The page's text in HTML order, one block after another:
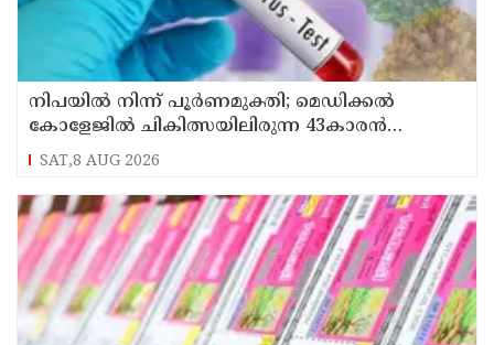
നിപയിൽ നിന്ന് പൂർണമുക്തി; മെഡിക്കൽ
കോളേജിൽ ചികിത്സയിലിരുന്ന 43കാരൻ
വീട്ടിലേക്ക് മടങ്ങി
SAT,8 AUG 2026